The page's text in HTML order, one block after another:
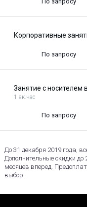
Корпоративные
По запросу
Занятие с носителем
1 ак.час
По запросу
До 31 декабря 2019 года,
Дополнительные скидки до
месяцев вперед.
выбор.